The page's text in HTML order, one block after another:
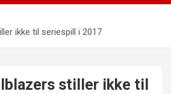
ikke til seriespill i 2017
stiller ikke til